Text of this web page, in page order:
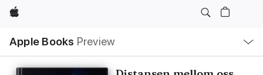
Apple
Apple Books Preview
Nav
Open
Menu